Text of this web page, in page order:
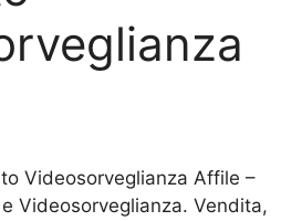
Videosorveglianza Affile –
Videosorveglianza. Vendita,